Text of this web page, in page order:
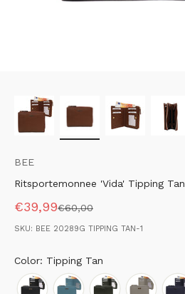
BEE
Ritsportemonnee 'Vida' Tipping Tan
Aanbiedingsprijs
€39,99Normale prijs
€60,00
SKU: BEE 20289G TIPPING TAN-1
Color: Tipping Tan